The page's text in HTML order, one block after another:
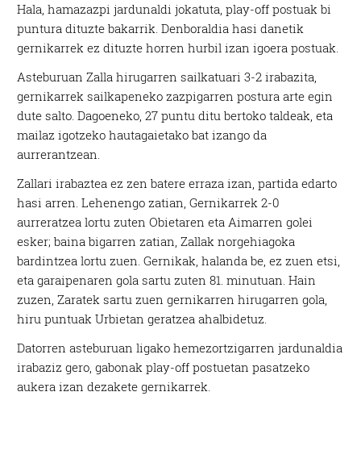
Hala, hamazazpi jardunaldi jokatuta, play-off postuak bi
puntura dituzte bakarrik. Denboraldia hasi danetik
gernikarrek ez dituzte horren hurbil izan igoera postuak.
Asteburuan Zalla hirugarren sailkatuari 3-2 irabazita,
gernikarrek sailkapeneko zazpigarren postura arte egin
dute salto. Dagoeneko, 27 puntu ditu bertoko taldeak, eta
mailaz igotzeko hautagaietako bat izango da
aurrerantzean.
Zallari irabaztea ez zen batere erraza izan, partida edarto
hasi arren. Lehenengo zatian, Gernikarrek 2-0
aurreratzea lortu zuten Obietaren eta Aimarren golei
esker; baina bigarren zatian, Zallak norgehiagoka
bardintzea lortu zuen. Gernikak, halanda be, ez zuen etsi,
eta garaipenaren gola sartu zuten 81. minutuan. Hain
zuzen, Zaratek sartu zuen gernikarren hirugarren gola,
hiru puntuak Urbietan geratzea ahalbidetuz.
Datorren asteburuan ligako hemezortzigarren jardunaldia
irabaziz gero, gabonak play-off postuetan pasatzeko
aukera izan dezakete gernikarrek.